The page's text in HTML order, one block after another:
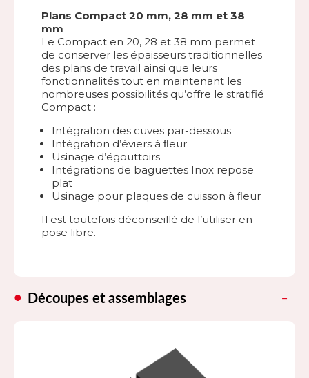
Plans Compact 20 mm, 28 mm et 38
mm
Le Compact en 20, 28 et 38 mm permet
de conserver les épaisseurs traditionnelles
des plans de travail ainsi que leurs
fonctionnalités tout en maintenant les
nombreuses possibilités qu’offre le stratifié
Compact :
Intégration des cuves par-dessous
Intégration d’éviers à ﬂeur
Usinage d’égouttoirs
Intégrations de baguettes Inox repose
plat
Usinage pour plaques de cuisson à ﬂeur
Il est toutefois déconseillé de l’utiliser en
pose libre.
Découpes et assemblages